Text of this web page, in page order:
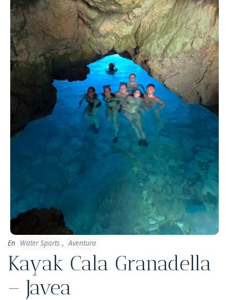
En Water Sports , Aventura
Kayak Cala Granadella
– Javea